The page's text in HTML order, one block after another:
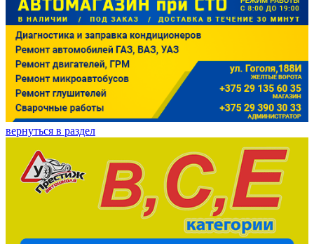
вернуться в раздел